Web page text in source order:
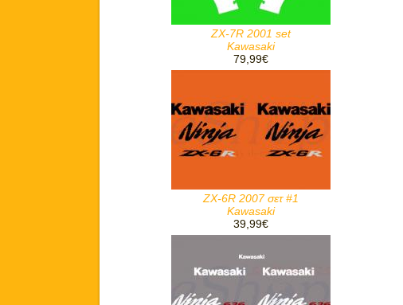
ZX-7R 2001 set
Kawasaki
79,99€
ZX-6R 2007 σετ #1
Kawasaki
39,99€